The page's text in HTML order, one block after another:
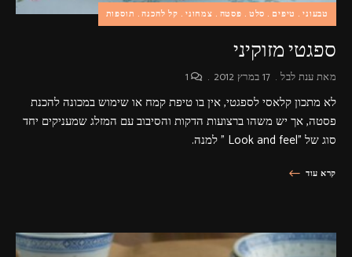
טבעוני טיפים סלט פסטה צמחוני קל להכנה תוספות
ספגטי מזוקיני
מאתענת לבל 17 במרץ 2012 1
לא מתכון קלאסי לספגטי, אין בו טיפת קמח או שימוש במכונה להכנת
פסטה, אך יש משהו ברצועות הדקות והסיבוב עם המזלג שמעניקים יחד
סוג של "Look and feel " למנה.
קרא עוד